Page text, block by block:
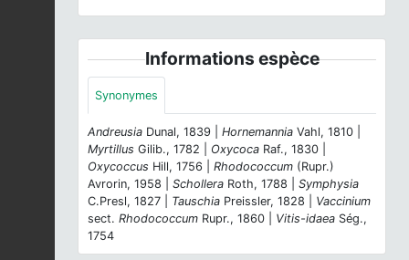
Informations espèce
Synonymes
Andreusia Dunal, 1839 | Hornemannia Vahl, 1810 |
Myrtillus Gilib., 1782 | Oxycoca Raf., 1830 |
Oxycoccus Hill, 1756 | Rhodococcum (Rupr.)
Avrorin, 1958 | Schollera Roth, 1788 | Symphysia
C.Presl, 1827 | Tauschia Preissler, 1828 | Vaccinium
sect. Rhodococcum Rupr., 1860 | Vitis-idaea Ség.,
1754